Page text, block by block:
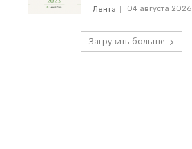
Лента 04 августа 2026
Загрузить больше